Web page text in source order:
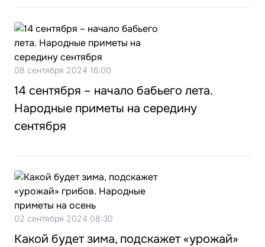
08 сентября 2024 16:00
14 сентября – начало бабьего лета.
Народные приметы на середину
сентября
02 сентября 2024 08:30
Какой будет зима, подскажет «урожай»